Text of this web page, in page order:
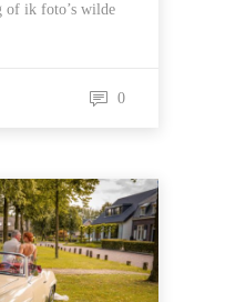
of ik foto’s wilde
0